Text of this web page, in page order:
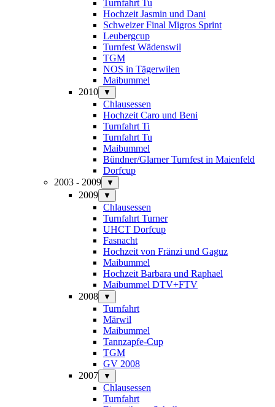
Turnfahrt Tu
Hochzeit Jasmin und Dani
Schweizer Final Migros Sprint
Leubergcup
Turnfest Wädenswil
TGM
NOS in Tägerwilen
Maibummel
2010
▼
Chlausessen
Hochzeit Caro und Beni
Turnfahrt Ti
Turnfahrt Tu
Maibummel
Bündner/Glarner Turnfest in Maienfeld
Dorfcup
2003 - 2009
▼
2009 ▼
Chlausessen
Turnfahrt Turner
UHCT Dorfcup
Fasnacht
Hochzeit von Fränzi und Gaguz
Maibummel
Hochzeit Barbara und Raphael
Maibummel DTV+FTV
2008
▼
Turnfahrt
Märwil
Maibummel
Tannzapfe-Cup
TGM
GV 2008
2007
▼
Chlausessen
Turnfahrt